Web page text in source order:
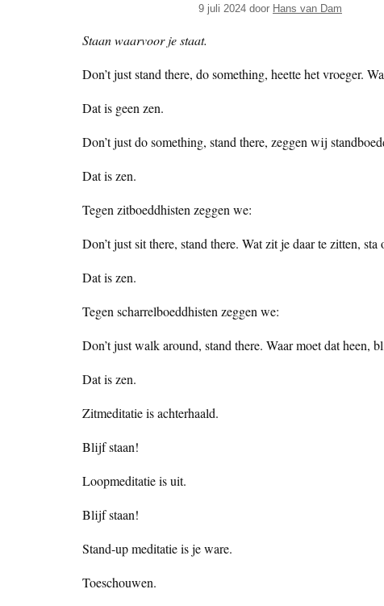
9 juli 2024 door Hans van Dam
Staan waarvoor je staat.
Don’t just stand there, do something, heette het vroeger.
Dat is geen zen.
Don’t just do something, stand there, zeggen wij
Dat is zen.
Tegen zitboeddhisten zeggen we:
Don’t just sit there, stand there. Wat zit je daar te zitten, sta
Dat is zen.
Tegen scharrelboeddhisten zeggen we:
Don’t just walk around, stand there. Waar moet dat heen,
Dat is zen.
Zitmeditatie is achterhaald.
Blijf staan!
Loopmeditatie is uit.
Blijf staan!
Stand-up meditatie is je ware.
Toeschouwen.